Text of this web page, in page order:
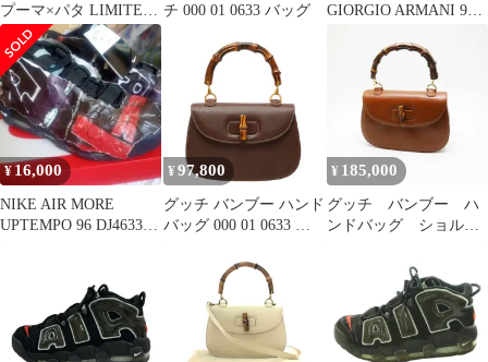
プーマ×パタ LIMITED
EDITION for CREAM
363317-01 コラボモデ
ル US8.5 26.5cm オレン
ジ×ブラウン メンズス
ニーカー ※シューキ
ーパー付属
チ 000 01 0633 バッグ
GIORGIO ARMANI 90s
ルク ノータック ストレ
ートスラックス 36 黒
ブラック フルレングス
01 633628 /RY ■GY62
¥ 16,000
NIKE AIR MORE
UPTEMPO 96 DJ4633-
¥ 97,800
グッチ バンブー ハンド
バッグ 000 01 0633 ブ
ス GUCCI【1-
0278604】
¥ 185,000
グッチ バンブー ハ
ンドバッグ ショルダ
ー 2Way 000・01・